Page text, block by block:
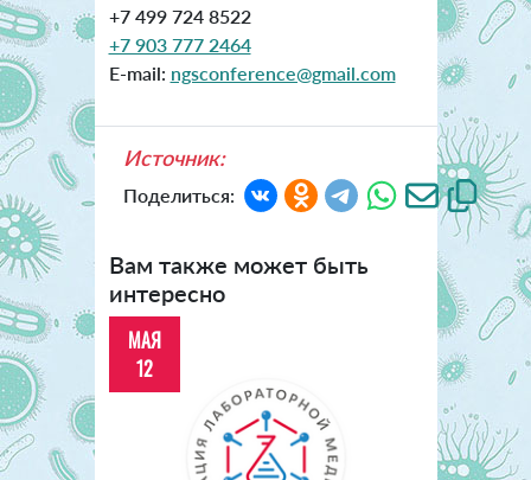
+7 499 724 8522
+7 903 777 2464
E-mail: ngsconference@gmail.com
Источник:
Поделиться:
Вам также может быть
интересно
МАЯ
12